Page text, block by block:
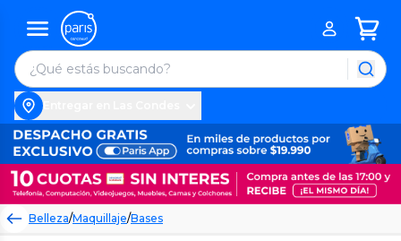
Belleza/Maquillaje/Bases